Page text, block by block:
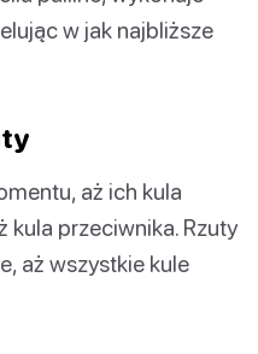
w jak najbliższe
aż ich kula
kula przeciwnika. Rzuty
aż wszystkie kule